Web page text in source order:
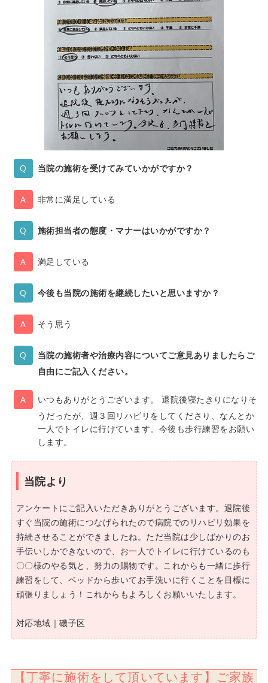
当院の施術を受けてみていかがですか？
非常に満足している
施術担当者の態度・マナーはいかがですか？
満足している
今後も当院の施術を継続したいと思いますか？
そう思う
当院の施術者や治療内容についてご意見ありましたらご
自由にご記入ください。
いつもありがとうございます。 退院後寝たきりになりそ
うだったが、週３回リハビリをしてくださり、なんとか
一人でトイレに行けています。今後も歩行練習をお願い
します。
当院より
アンケートにご記入いただきありがとうございます。退院後
すぐ当院の施術につなげられたので病院でのリハビリ効果を
持続させることができましたね。ただ当院は少しばかりのお
手伝いしかできないので、お一人でトイレに行けているのも
〇〇様のやる気と、努力の賜物です。これからも一緒に歩行
練習をして、ベッドから歩いてお手洗いに行くことを目標に
頑張りましょう！これからもよろしくお願いいたします。
対応地域｜磯子区
【丁寧に施術をして頂いています】ご家族